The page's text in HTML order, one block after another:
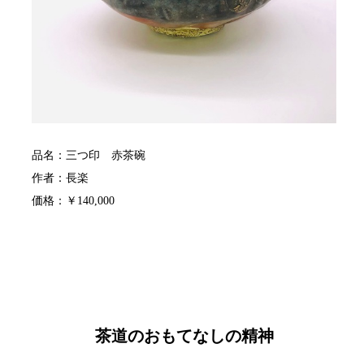
品名：三つ印 赤茶碗
作者：長楽
価格：￥140,000
茶道のおもてなしの精神